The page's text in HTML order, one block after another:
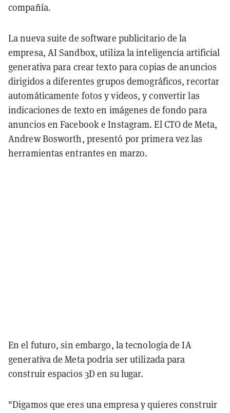
compañía.
La nueva suite de software publicitario de la
empresa, AI Sandbox, utiliza la inteligencia artificial
generativa para crear texto para copias de anuncios
dirigidos a diferentes grupos demográficos, recortar
automáticamente fotos y videos, y convertir las
indicaciones de texto en imágenes de fondo para
anuncios en Facebook e Instagram. El CTO de Meta,
Andrew Bosworth, presentó por primera vez las
herramientas entrantes en marzo.
En el futuro, sin embargo, la tecnología de IA
generativa de Meta podría ser utilizada para
construir espacios 3D en su lugar.
"Digamos que eres una empresa y quieres construir